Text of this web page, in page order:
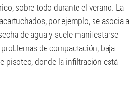
sobre todo durante el verano. La
por ejemplo, se asocia a
de agua y suele manifestarse
de compactación, baja
pisoteo, donde la infiltración está